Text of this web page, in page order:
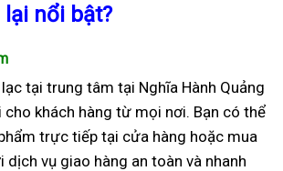
nổi bật?
tại trung tâm tại Nghĩa Hành Quảng
cho khách hàng từ mọi nơi. Bạn có thể
trực tiếp tại cửa hàng hoặc mua
dịch vụ giao hàng an toàn và nhanh